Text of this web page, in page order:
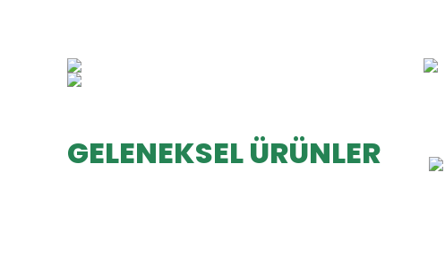
GELENEKSEL ÜRÜNLER